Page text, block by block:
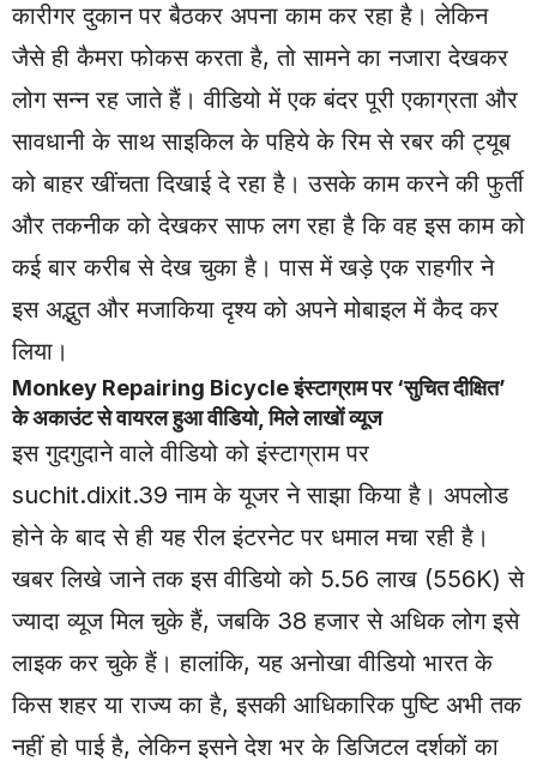
कारीगर दुकान पर बैठकर अपना काम कर रहा है। लेकिन
जैसे ही कैमरा फोकस करता है, तो सामने का नजारा देखकर
लोग सन्न रह जाते हैं। वीडियो में एक बंदर पूरी एकाग्रता और
सावधानी के साथ साइकिल के पहिये के रिम से रबर की ट्यूब
को बाहर खींचता दिखाई दे रहा है। उसके काम करने की फुर्ती
और तकनीक को देखकर साफ लग रहा है कि वह इस काम को
कई बार करीब से देख चुका है। पास में खड़े एक राहगीर ने
इस अद्भुत और मजाकिया दृश्य को अपने मोबाइल में कैद कर
लिया।
Monkey Repairing Bicycle इंस्टाग्राम पर ‘सुचित दीक्षित’
के अकाउंट से वायरल हुआ वीडियो, मिले लाखों व्यूज
इस गुदगुदाने वाले वीडियो को इंस्टाग्राम पर
suchit.dixit.39 नाम के यूजर ने साझा किया है। अपलोड
होने के बाद से ही यह रील इंटरनेट पर धमाल मचा रही है।
खबर लिखे जाने तक इस वीडियो को 5.56 लाख (556K) से
ज्यादा व्यूज मिल चुके हैं, जबकि 38 हजार से अधिक लोग इसे
लाइक कर चुके हैं। हालांकि, यह अनोखा वीडियो भारत के
किस शहर या राज्य का है, इसकी आधिकारिक पुष्टि अभी तक
नहीं हो पाई है, लेकिन इसने देश भर के डिजिटल दर्शकों का